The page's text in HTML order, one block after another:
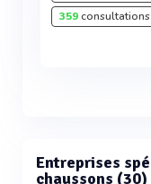
359
Entreprises
chaussons (30)